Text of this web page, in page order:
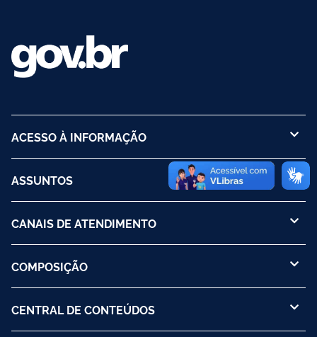
ACESSO À INFORMAÇÃO
ASSUNTOS
CANAIS DE ATENDIMENTO
COMPOSIÇÃO
CENTRAL DE CONTEÚDOS